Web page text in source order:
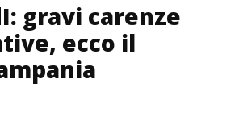
gravi carenze
ecco il